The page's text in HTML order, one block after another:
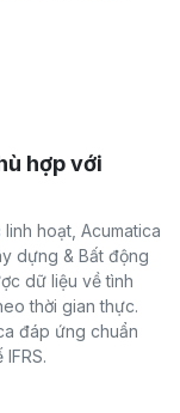
hợp với
hoạt, Acumatica
dựng & Bất động
dữ liệu về tình
thời gian thực.
đáp ứng chuẩn